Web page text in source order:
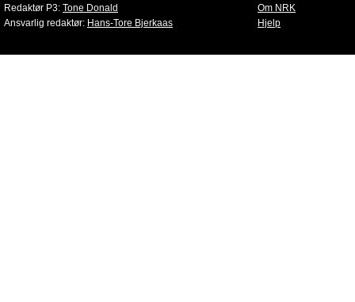
Redaktør P3: Tone Donald
Ansvarlig redaktør: Hans-Tore Bjerkaas
Om NRK
Hjelp